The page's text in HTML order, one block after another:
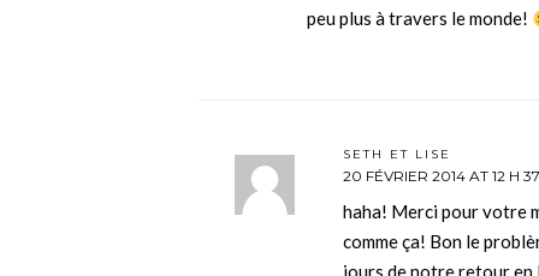
peu plus à travers le monde!
SETH ET LISE
20 FÉVRIER 2014 AT 12 H
haha! Merci pour votre
comme ça! Bon le
jours de notre retour en